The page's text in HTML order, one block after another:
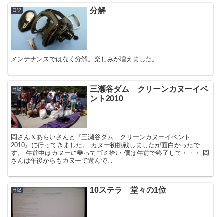
日記 分解
メンテナンスではなく分解。楽しみが増えました。
日記
三瀬谷ダム クリーンカヌーイベ
ント2010
岡さん＆あらいさんと『三瀬谷ダム クリーンカヌーイベント
2010』に行ってきました。 カヌー初挑戦しましたが面白かったで
す。 午前中はカヌーに乗ってゴミ拾い 僕は午前で終了して・・・ 岡
さんは午後からもカヌーで遊んで...
日記 10ステラ 堂々の1位